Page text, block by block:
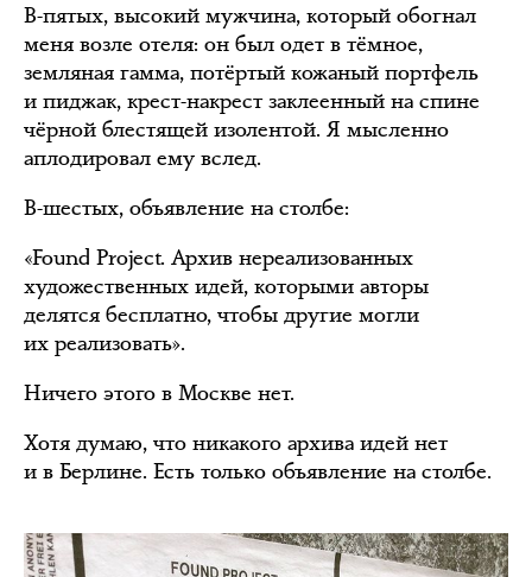
В-пятых, высокий мужчина, который обогнал
меня возле отеля: он был одет в тёмное,
земляная гамма, потёртый кожаный портфель
и пиджак, крест-накрест заклеенный на спине
чёрной блестящей изолентой. Я мысленно
аплодировал ему вслед.
В-шестых, объявление на столбе:
«Found Project. Архив нереализованных
художественных идей, которыми авторы
делятся бесплатно, чтобы другие могли
их реализовать».
Ничего этого в Москве нет.
Хотя думаю, что никакого архива идей нет
и в Берлине. Есть только объявление на столбе.